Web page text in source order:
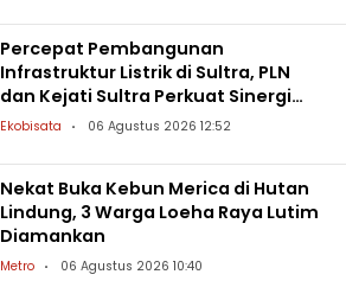
Percepat Pembangunan
Infrastruktur Listrik di Sultra, PLN
dan Kejati Sultra Perkuat Sinergi
Hukum
Ekobisata 06 Agustus 2026 12:52
Nekat Buka Kebun Merica di Hutan
Lindung, 3 Warga Loeha Raya Lutim
Diamankan
Metro 06 Agustus 2026 10:40